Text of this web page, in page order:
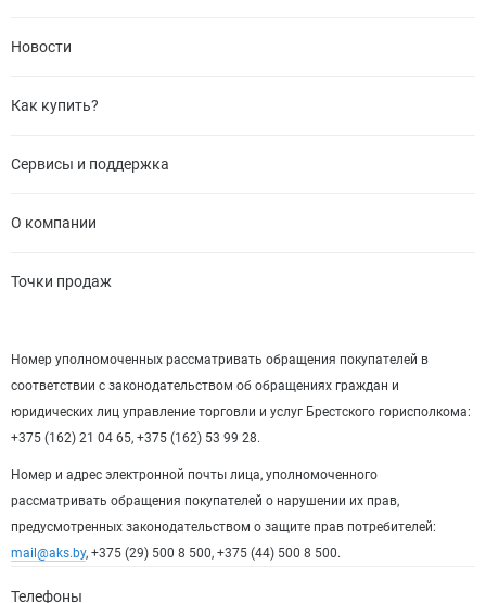
Новости
Как купить?
Сервисы и поддержка
О компании
Точки продаж
Номер уполномоченных рассматривать обращения покупателей в
соответствии с законодательством об обращениях граждан и
юридических лиц управление торговли и услуг Брестского горисполкома:
+375 (162) 21 04 65, +375 (162) 53 99 28.
Номер и адрес электронной почты лица, уполномоченного
рассматривать обращения покупателей о нарушении их прав,
предусмотренных законодательством о защите прав потребителей:
mail@aks.by, +375 (29) 500 8 500, +375 (44) 500 8 500.
Телефоны